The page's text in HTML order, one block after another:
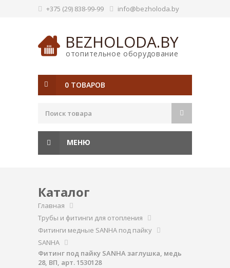
+375 (29) 838-99-99 info@bezholoda.by
BEZHOLODA.BY
отопительное оборудование
0 ТОВАРОВ
МЕНЮ
Каталог
Главная
Трубы и фитинги для отопления
Фитинги медные SANHA под пайку
SANHA
Фитинг под пайку SANHA заглушка, медь
28, ВП, арт. 1530128